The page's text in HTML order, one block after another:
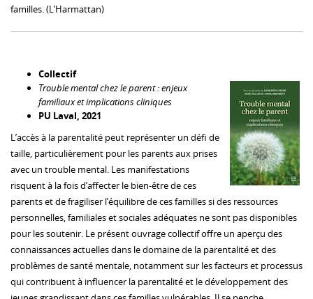
familles. (L’Harmattan)
Collectif
Trouble mental chez le parent : enjeux
familiaux et implications cliniques
PU Laval, 2021
L’accès à la parentalité peut représenter un défi de
taille, particulièrement pour les parents aux prises
avec un trouble mental. Les manifestations
risquent à la fois d’affecter le bien-être de ces
parents et de fragiliser l’équilibre de ces familles si des ressources
personnelles, familiales et sociales adéquates ne sont pas disponibles
pour les soutenir. Le présent ouvrage collectif offre un aperçu des
connaissances actuelles dans le domaine de la parentalité et des
problèmes de santé mentale, notamment sur les facteurs et processus
qui contribuent à influencer la parentalité et le développement des